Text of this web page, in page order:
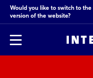
Would you like to switch to
version of the website?